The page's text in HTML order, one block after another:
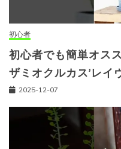
初心者
初心者でも簡単オス
ザミオクルカス’レイ
2025-12-07